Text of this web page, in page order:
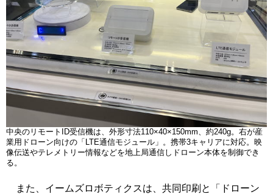
中央のリモートID受信機は、外形寸法110×40×150mm、約240g。右が産
業用ドローン向けの「LTE通信モジュール」。携帯3キャリアに対応。映
像伝送やテレメトリー情報などを地上局通信しドローン本体を制御でき
る。
また、イームズロボティクスは、共同印刷と「ドローン